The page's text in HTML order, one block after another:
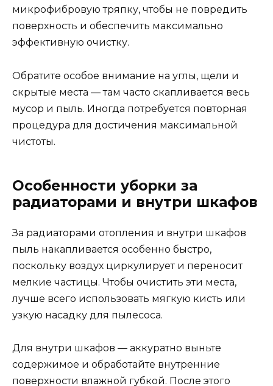
микрофибровую тряпку, чтобы не повредить
поверхность и обеспечить максимально
эффективную очистку.
Обратите особое внимание на углы, щели и
скрытые места — там часто скапливается весь
мусор и пыль. Иногда потребуется повторная
процедура для достичения максимальной
чистоты.
Особенности уборки за
радиаторами и внутри шкафов
За радиаторами отопления и внутри шкафов
пыль накапливается особенно быстро,
поскольку воздух циркулирует и переносит
мелкие частицы. Чтобы очистить эти места,
лучше всего использовать мягкую кисть или
узкую насадку для пылесоса.
Для внутри шкафов — аккуратно выньте
содержимое и обработайте внутренние
поверхности влажной губкой. После этого